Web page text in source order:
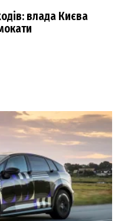
влада Києва